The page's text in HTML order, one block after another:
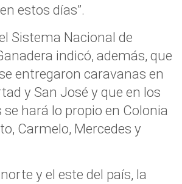
estos días”.
Sistema Nacional de
indicó, además, que
entregaron caravanas en
y San José y que en los
hará lo propio en Colonia
Carmelo, Mercedes y
y el este del país, la